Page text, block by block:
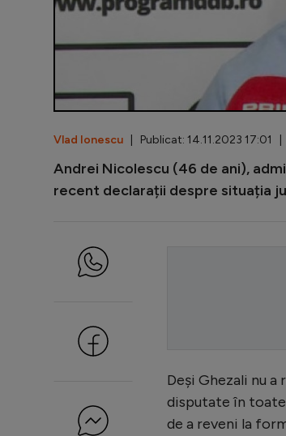
Vlad Ionescu | Publicat: 14.11.2023 17:01
Andrei Nicolescu (46 de ani),
recent declarații despre situația
Deși Ghezali nu a
disputate în
de a reveni la